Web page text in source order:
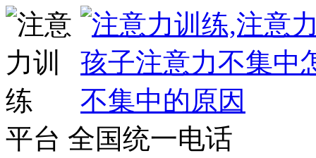
平台 全国统一电话